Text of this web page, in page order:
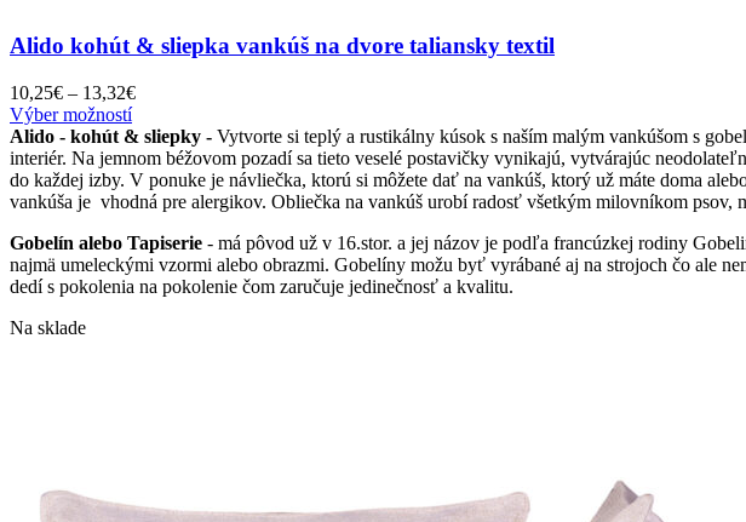
Alido kohút & sliepka vankúš na dvore taliansky textil
10,25€ – 13,32€Price
10,25€
through
13,32€
Výber možnostíTento
produkt
má
viacero
variantov.
si
môžete
vybrať
Alido - kohút & sliepky - Vytvorte si teplý a rustikálny kúsok s naším malým vankúšom s
interiér. Na jemnom béžovom pozadí sa tieto veselé postavičky vynikajú, vytvárajúc
do každej izby. V ponuke je návliečka, ktorú si môžete dať na vankúš, ktorý už máte doma
vankúša je vhodná pre alergikov. Obliečka na vankúš urobí radosť všetkým milovníkom psov,
Gobelín alebo Tapiserie - má pôvod už v 16.stor. a jej názov je podľa francúzkej rodiny
najmä umeleckými vzormi alebo obrazmi. Gobelíny možu byť vyrábané aj na strojoch čo ale
dedí s pokolenia na pokolenie čom zaručuje jedinečnosť a kvalitu.
Na sklade